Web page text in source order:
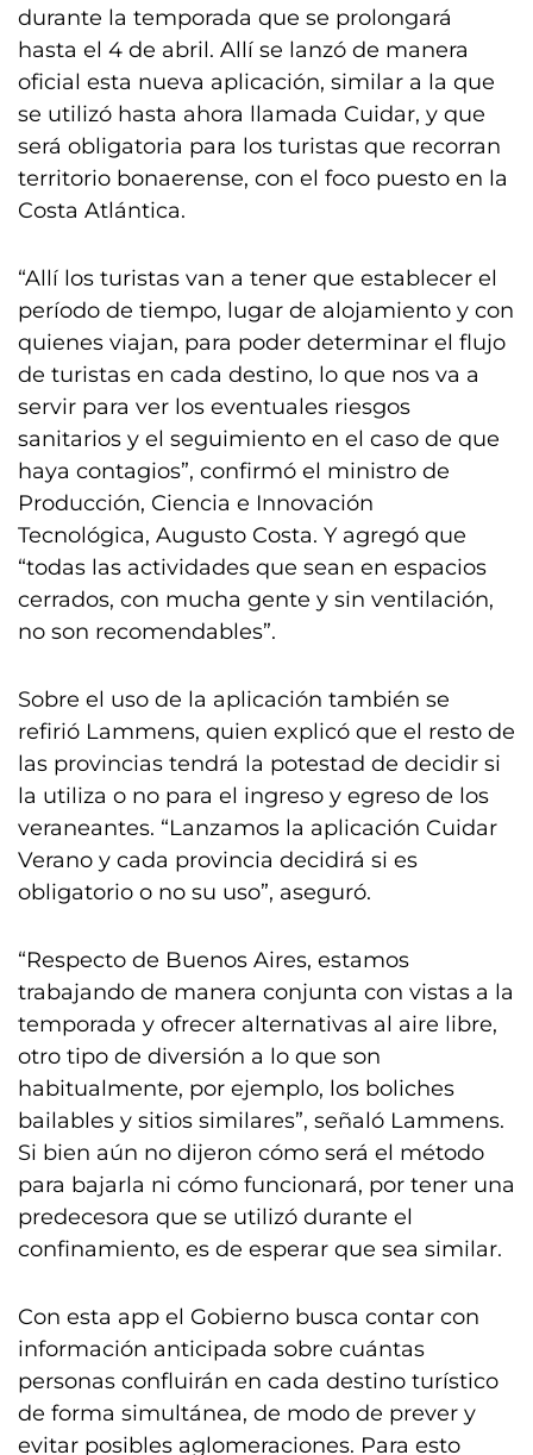
durante la temporada que se prolongará
hasta el 4 de abril. Allí se lanzó de manera
oficial esta nueva aplicación, similar a la que
se utilizó hasta ahora llamada Cuidar, y que
será obligatoria para los turistas que recorran
territorio bonaerense, con el foco puesto en la
Costa Atlántica.
“Allí los turistas van a tener que establecer el
período de tiempo, lugar de alojamiento y con
quienes viajan, para poder determinar el flujo
de turistas en cada destino, lo que nos va a
servir para ver los eventuales riesgos
sanitarios y el seguimiento en el caso de que
haya contagios”, confirmó el ministro de
Producción, Ciencia e Innovación
Tecnológica, Augusto Costa. Y agregó que
“todas las actividades que sean en espacios
cerrados, con mucha gente y sin ventilación,
no son recomendables”.
Sobre el uso de la aplicación también se
refirió Lammens, quien explicó que el resto de
las provincias tendrá la potestad de decidir si
la utiliza o no para el ingreso y egreso de los
veraneantes. “Lanzamos la aplicación Cuidar
Verano y cada provincia decidirá si es
obligatorio o no su uso”, aseguró.
“Respecto de Buenos Aires, estamos
trabajando de manera conjunta con vistas a la
temporada y ofrecer alternativas al aire libre,
otro tipo de diversión a lo que son
habitualmente, por ejemplo, los boliches
bailables y sitios similares”, señaló Lammens.
Si bien aún no dijeron cómo será el método
para bajarla ni cómo funcionará, por tener una
predecesora que se utilizó durante el
confinamiento, es de esperar que sea similar.
Con esta app el Gobierno busca contar con
información anticipada sobre cuántas
personas confluirán en cada destino turístico
de forma simultánea, de modo de prever y
evitar posibles aglomeraciones. Para esto